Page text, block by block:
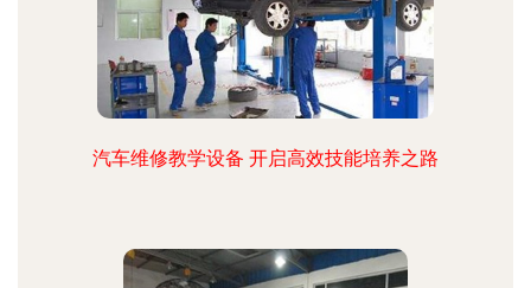
汽车维修教学设备 开启高效技能培养之路